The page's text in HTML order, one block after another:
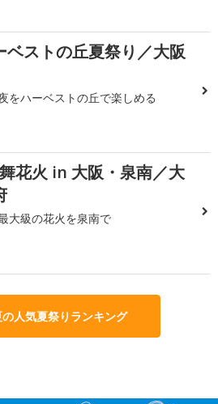
ベストの丘夏祭り／大阪
をハーベストの丘で楽しめる
花火 in 大阪・泉南／大
大級の花火を泉南で
人気夏祭りランキング